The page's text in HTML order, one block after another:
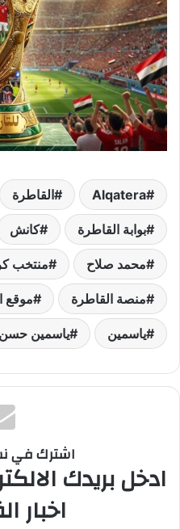
Alqatera القاطرة
بوابة القاطرة كانش
محمد صلاح منتخب
منصة القاطرة موقع
ياسمين ياسمين حسن
اشترك في
ادخل بريدك
اخبار